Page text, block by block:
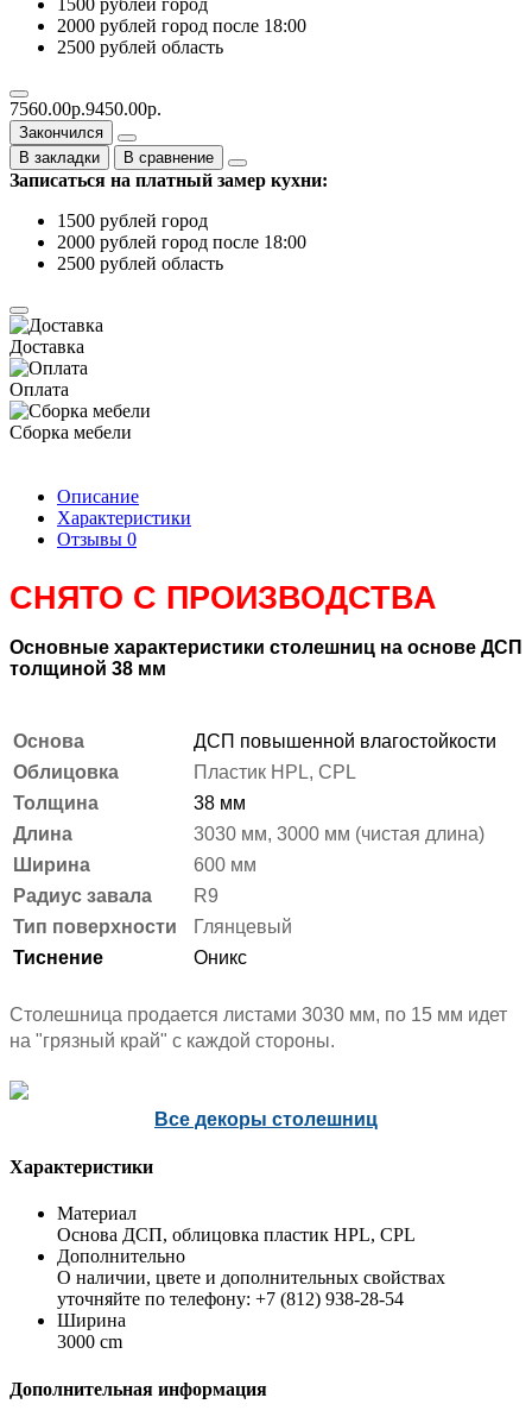
2000 рублей город после 18:00
2500 рублей область
7560.00р.9450.00р.
Закончился
В закладки
В сравнение
Записаться на платный замер кухни:
1500 рублей город
2000 рублей город после 18:00
2500 рублей область
Доставка
Оплата
Сборка мебели
Описание
Характеристики
Отзывы 0
СНЯТО С ПРОИЗВОДСТВА
Основные характеристики столешниц на основе ДСП
толщиной 38 мм
Основа
ДСП повышенной влагостойкости
Облицовка
Пластик HPL, CPL
Толщина
38 мм
Длина
3030 мм, 3000 мм (чистая длина)
Ширина
600 мм
Радиус завала
R9
Тип поверхности
Глянцевый
Тиснение
Оникс
Столешница продается листами 3030 мм, по 15 мм идет
на "грязный край" с каждой стороны.
Все декоры столешниц
Характеристики
Материал
Основа ДСП, облицовка пластик HPL, CPL
Дополнительно
О наличии, цвете и дополнительных свойствах
уточняйте по телефону: +7 (812) 938-28-54
Ширина
3000 cm
Дополнительная информация